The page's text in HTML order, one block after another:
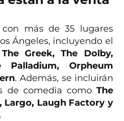
más de 35 lugares
Ángeles, incluyendo el
Greek, The Dolby,
Orpheum
. Además, se incluirán
de comedia comoThe
Largo, Laugh Factory y